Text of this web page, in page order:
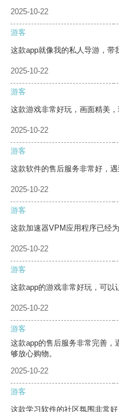
2025-10-22
游客
这款app就像我的私人导游，带
2025-10-22
游客
这款游戏非常好玩，画面精美，
2025-10-22
游客
这款软件的售后服务非常好，遇
2025-10-22
游客
这款加速器VPM应用程序已经
2025-10-22
游客
这款app的游戏非常好玩，可以
2025-10-22
游客
这款app的售后服务非常完善，
够放心购物。
2025-10-22
游客
这款学习软件的社区氛围非常